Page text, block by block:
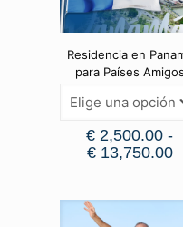
Residencia en
para Países Amigos
€ 2,500.00 -
€13,750.00